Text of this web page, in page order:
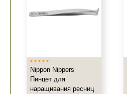
Nippon Nippers
Пинцет для
наращивания ресниц